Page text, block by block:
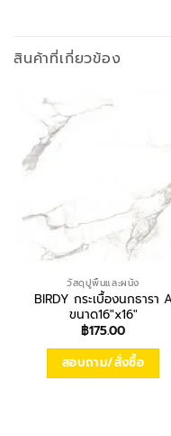
สินค้าที่เกี่ยวข้อง
วัสดุปูพื้นและผนัง
BIRDY กระเบื้องนกธารา
ขนาด16″x16″
฿175.00
สอบถาม/สั่งซื้อ